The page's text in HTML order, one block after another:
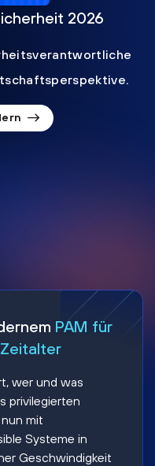
2026
PAM für
wer und was
privilegierten
mit
Systeme in
Geschwindigkeit